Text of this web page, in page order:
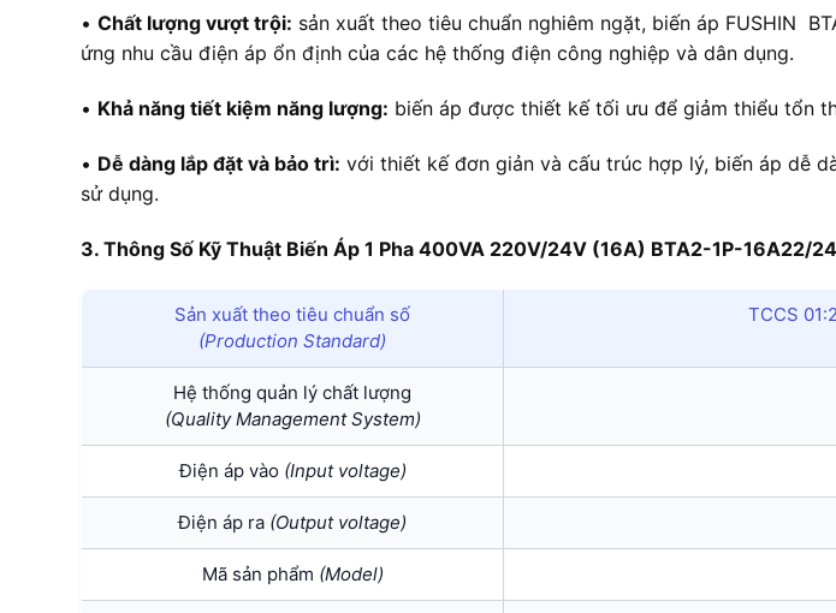
• Chất lượng vượt trội: sản xuất theo tiêu chuẩn nghiêm ngặt, biến áp FUSHIN
ứng nhu cầu điện áp ổn định của các hệ thống điện công nghiệp và dân dụng.
• Khả năng tiết kiệm năng lượng: biến áp được thiết kế tối ưu để giảm thiểu tổn
• Dễ dàng lắp đặt và bảo trì: với thiết kế đơn giản và cấu trúc hợp lý, biến áp dễ
sử dụng.
3. Thông Số Kỹ Thuật Biến Áp 1 Pha 400VA 220V/24V (16A) BTA2-1P-16A22/24
Sản xuất theo tiêu chuẩn số
(Production Standard)
TCCS
Hệ thống quản lý chất lượng
(Quality Management System)
Điện áp vào (Input voltage)
Điện áp ra (Output voltage)
Mã sản phẩm (Model)